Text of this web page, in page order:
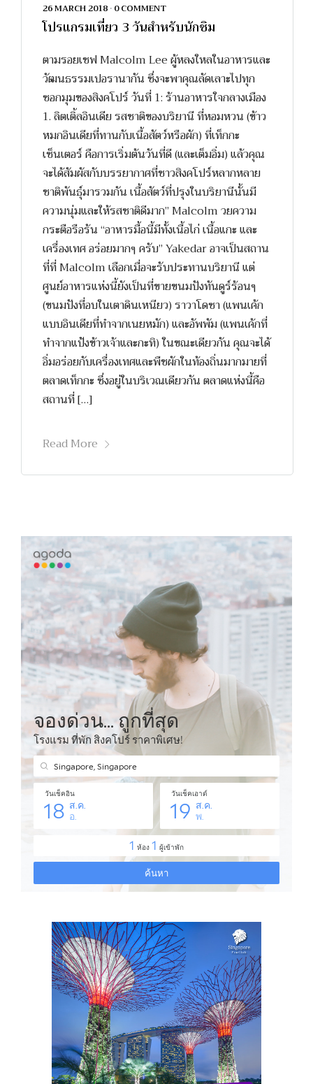
26 MARCH 2018 • 0 COMMENT
โปรแกรมเที่ยว 3 วันสำหรับนักชิม
ตามรอยเชฟ Malcolm Lee ผู้หลงใหลในอาหารและ
วัฒนธรรมเปอรานากัน ซึ่งจะพาคุณลัดเลาะไปทุก
ซอกมุมของสิงคโปร์ วันที่ 1: ร้านอาหารใจกลางเมือง
1. ลิตเติ้ลอินเดีย รสชาติของบริยานี ที่หอมหวน (ข้าว
หมกอินเดียที่ทานกับเนื้อสัตว์หรือผัก) ที่เท็กกะ
เซ็นเตอร์ คือการเริ่มต้นวันที่ดี (และเต็มอิ่ม) แล้วคุณ
จะได้สัมผัสกับบรรยากาศที่ชาวสิงคโปร์หลากหลาย
ชาติพันธุ์มารวมกัน เนื้อสัตว์ที่ปรุงในบริยานีนั้นมี
ความนุ่มและให้รสชาติดีมาก” Malcolm วยความ
กระตือรือร้น “อาหารมื้อนี้มีทั้งเนื้อไก่ เนื้อแกะ และ
เครื่องเทศ อร่อยมากๆ ครับ” Yakedar อาจเป็นสถาน
ที่ที่ Malcolm เลือกเมื่อจะรับประทานบริยานี แต่
ศูนย์อาหารแห่งนี้ยังเป็นที่ขายขนมปังทันดูร์ร้อนๆ
(ขนมปังที่อบในเตาดินเหนียว) ราวาโดซา (แพนเค้ก
แบบอินเดียที่ทำจากเนยหมัก) และอัพพัม (แพนเค้กที่
ทำจากแป้งข้าวเจ้าและกะทิ) ในขณะเดียวกัน คุณจะได้
อิ่มอร่อยกับเครื่องเทศและพืชผักในท้องถิ่นมากมายที่
ตลาดเท็กกะ ซึ่งอยู่ในบริเวณเดียวกัน ตลาดแห่งนี้คือ
สถานที่ […]
Read More